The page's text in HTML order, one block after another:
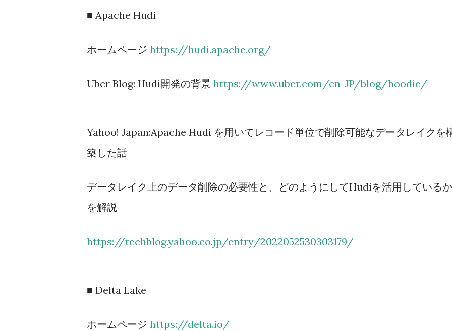
■ Apache Hudi
ホームページ https://hudi.apache.org/
Uber Blog: Hudi開発の背景 https://www.uber.com/en-JP/blog/hoodie/
Yahoo! Japan:Apache Hudi を用いてレコード単位で削除可能なデータレイクを
築した話
データレイク上のデータ削除の必要性と、どのようにしてHudiを活用しているか
を解説
https://techblog.yahoo.co.jp/entry/2022052530303179/
■ Delta Lake
ホームページ https://delta.io/